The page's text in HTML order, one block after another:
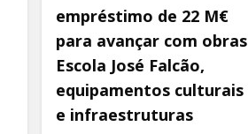
empréstimo de 22 M€
para avançar com obras
Escola José Falcão,
equipamentos culturais
e infraestruturas